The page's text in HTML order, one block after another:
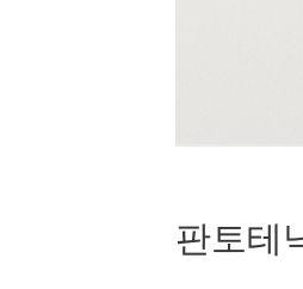
판토테